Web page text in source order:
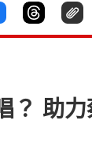
？ 助